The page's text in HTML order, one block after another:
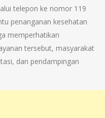
telepon ke nomor 119
penanganan kesehatan
memperhatikan
tersebut, masyarakat
dan pendampingan